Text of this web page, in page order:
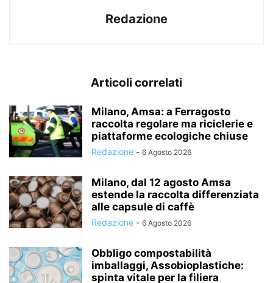
Redazione
Articoli correlati
Milano, Amsa: a Ferragosto
raccolta regolare ma riciclerie e
piattaforme ecologiche chiuse
Redazione - 6 Agosto 2026
Milano, dal 12 agosto Amsa
estende la raccolta differenziata
alle capsule di caffè
Redazione - 6 Agosto 2026
Obbligo compostabilità
imballaggi, Assobioplastiche:
spinta vitale per la filiera